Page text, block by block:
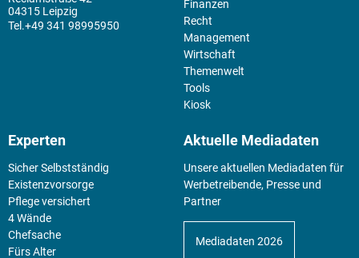
04315 Leipzig
+49 341 98995950
Finanzen
Recht
Management
Wirtschaft
Themenwelt
Tools
Kiosk
Experten
Sicher Selbstständig
Existenz­vorsorge
Pflege versichert
4 Wände
Chefsache
Fürs Alter
Aktuelle Mediadaten
Unsere aktuellen Mediadaten für
Werbetreibende, Presse und
Partner
Mediadaten 2026